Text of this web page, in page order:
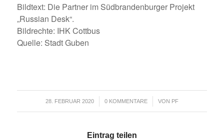
Bildtext: Die Partner im Südbrandenburger Projekt
„Russian Desk“.
Bildrechte: IHK Cottbus
Quelle: Stadt Guben
28. FEBRUAR 2020
/ 0 KOMMENTARE
/ VON PF
Eintrag teilen